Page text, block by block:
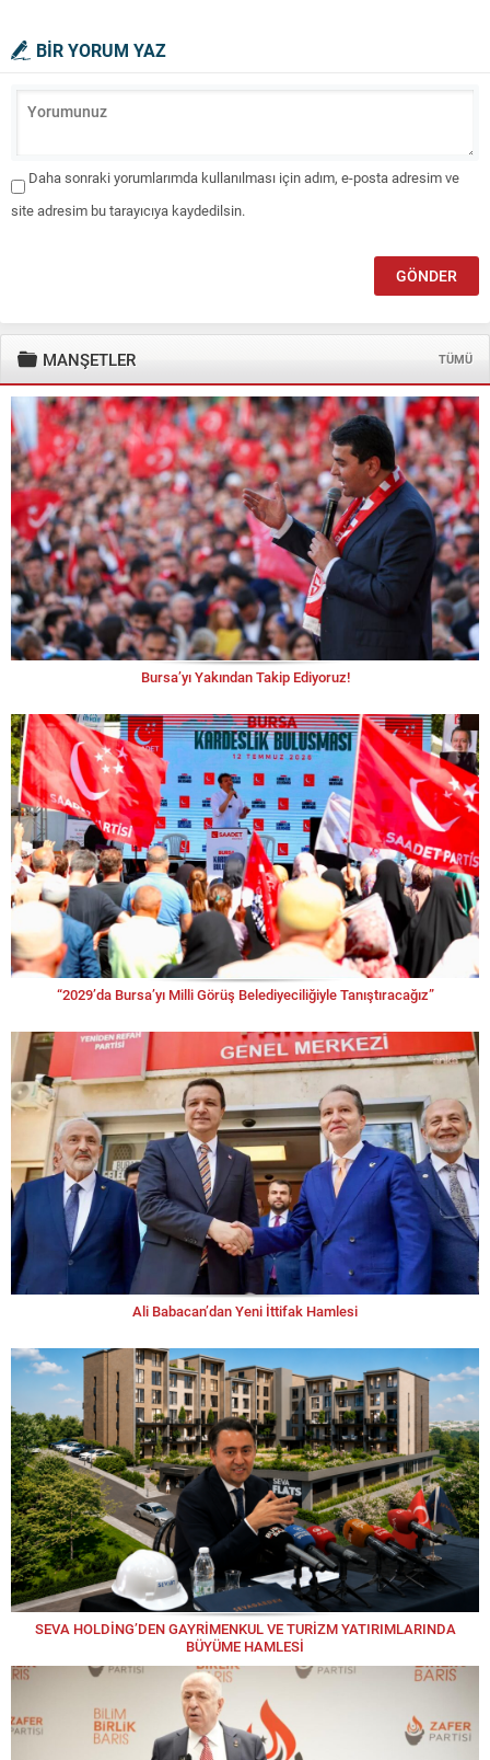
BİR YORUM YAZ
Daha sonraki yorumlarımda kullanılması için adım, e-posta adresim ve
site adresim bu tarayıcıya kaydedilsin.
MANŞETLER TÜMÜ
Bursa’yı Yakından Takip Ediyoruz!
“2029’da Bursa’yı Milli Görüş Belediyeciliğiyle Tanıştıracağız”
Ali Babacan’dan Yeni İttifak Hamlesi
SEVA HOLDİNG’DEN GAYRİMENKUL VE TURİZM YATIRIMLARINDA
BÜYÜME HAMLESİ